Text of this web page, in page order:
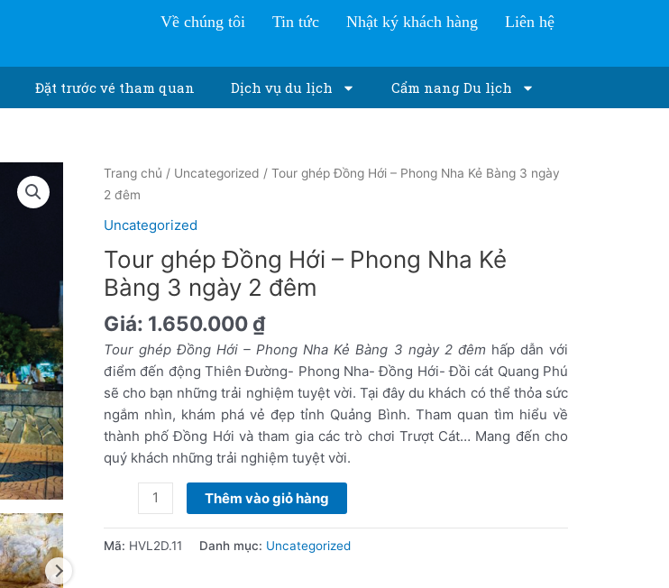
Về chúng tôi Tin tức Nhật ký khách hàng Liên hệ
Đặt trước vé tham quan Dịch vụ du lịch Cẩm nang Du lịch
Trang chủ / Uncategorized / Tour ghép Đồng Hới – Phong Nha Kẻ Bàng 3 ngày
2 đêm
Uncategorized
Tour ghép Đồng Hới – Phong Nha Kẻ
Bàng 3 ngày 2 đêm
Giá: 1.650.000 ₫
Tour ghép Đồng Hới – Phong Nha Kẻ Bàng 3 ngày 2 đêm hấp dẫn với
điểm đến động Thiên Đường- Phong Nha- Đồng Hới- Đồi cát Quang Phú
sẽ cho bạn những trải nghiệm tuyệt vời. Tại đây du khách có thể thỏa sức
ngắm nhìn, khám phá vẻ đẹp tỉnh Quảng Bình. Tham quan tìm hiểu về
thành phố Đồng Hới và tham gia các trò chơi Trượt Cát… Mang đến cho
quý khách những trải nghiệm tuyệt vời.
Tour
ghép
-
Phong
Nha
Kẻ
Bàng
3
ngày
2
đêm
số
Thêm vào giỏ hàng
Mã: HVL2D.11 Danh mục: Uncategorized